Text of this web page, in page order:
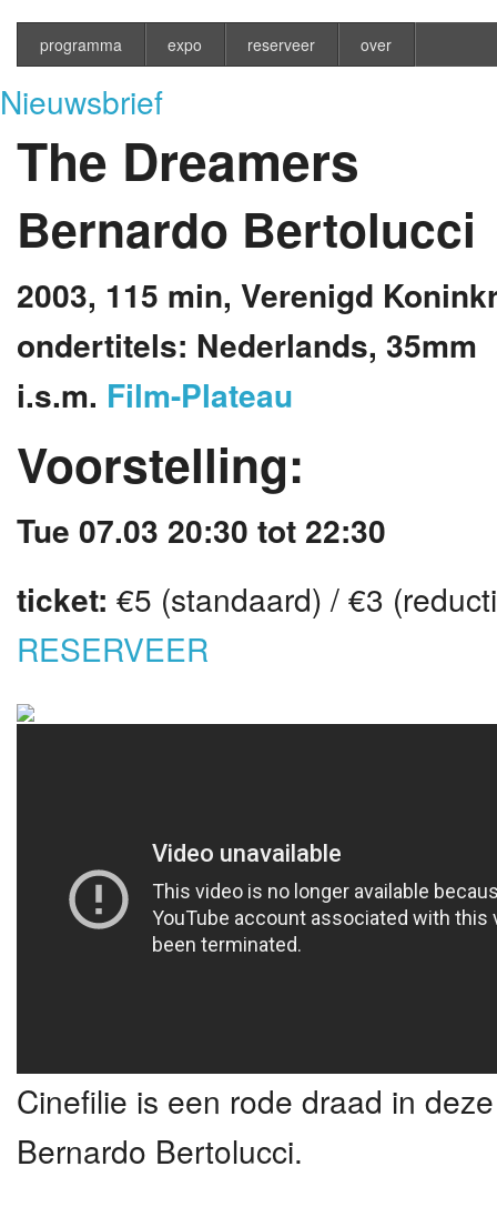
programma expo reserveer over
Nieuwsbrief
The Dreamers
Bernardo Bertolucci
2003, 115 min, Verenigd
ondertitels: Nederlands, 35mm
i.s.m. Film-Plateau
Voorstelling:
Tue 07.03 20:30 tot 22:30
ticket: €5 (standaard) / €3
RESERVEER
Cinefilie is een rode draad in
Bernardo Bertolucci.